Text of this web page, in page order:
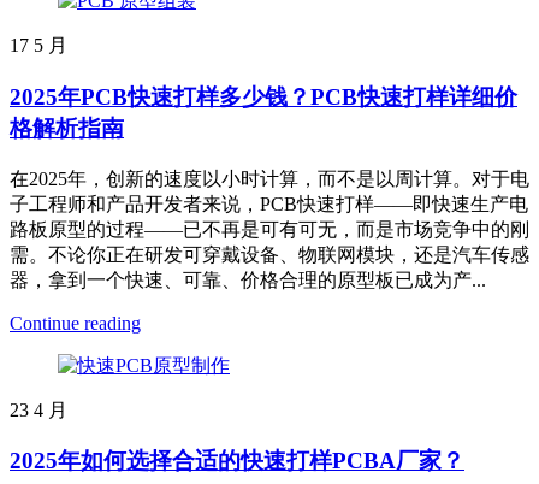
17 5 月
2025年PCB快速打样多少钱？PCB快速打样详细价
格解析指南
在2025年，创新的速度以小时计算，而不是以周计算。对于电
子工程师和产品开发者来说，PCB快速打样——即快速生产电
路板原型的过程——已不再是可有可无，而是市场竞争中的刚
需。不论你正在研发可穿戴设备、物联网模块，还是汽车传感
器，拿到一个快速、可靠、价格合理的原型板已成为产...
Continue reading
23 4 月
2025年如何选择合适的快速打样PCBA厂家？